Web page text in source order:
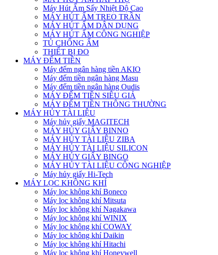
Máy Hút Ẩm Sấy Nhiệt Độ Cao
MÁY HÚT ẨM TREO TRẦN
MÁY HÚT ẨM DÂN DỤNG
MÁY HÚT ẨM CÔNG NGHIỆP
TỦ CHỐNG ẨM
THIẾT BỊ ĐO
MÁY ĐẾM TIỀN
Máy đếm ngân hàng tiền AKIO
Máy đếm tiền ngân hàng Masu
Máy đếm tiền ngân hàng Oudis
MÁY ĐẾM TIỀN SIÊU GIẢ
MÁY ĐẾM TIỀN THÔNG THƯỜNG
MÁY HỦY TÀI LIỆU
Máy hủy giấy MAGITECH
MÁY HỦY GIẤY BINNO
MÁY HỦY TÀI LIỆU ZIBA
MÁY HỦY TÀI LIỆU SILICON
MÁY HỦY GIẤY BINGO
MÁY HỦY TÀI LIỆU CÔNG NGHIỆP
Máy hủy giấy Hi-Tech
MÁY LỌC KHÔNG KHÍ
Máy lọc không khí Boneco
Máy lọc không khí Mitsuta
Máy lọc không khí Nagakawa
Máy lọc không khí WINIX
Máy lọc không khí COWAY
Máy lọc không khí Daikin
Máy lọc không khí Hitachi
Máy lọc không khí Honeywell